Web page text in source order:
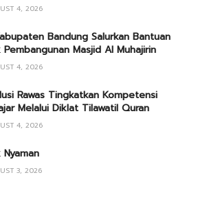
4, 2026
Bandung Salurkan Bantuan
Masjid Al Muhajirin
4, 2026
Rawas Tingkatkan Kompetensi
Melalui Diklat Tilawatil Quran
4, 2026
3, 2026